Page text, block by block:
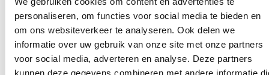
personaliseren, om functies voor social media te bieden en
om ons websiteverkeer te analyseren. Ook delen we
informatie over uw gebruik van onze site met onze partners
voor social media, adverteren en analyse. Deze partners
kunnen deze gegevens combineren met andere informatie
In winkelmand In winkelmand
Voeg
aan
Voeg
toe
aan